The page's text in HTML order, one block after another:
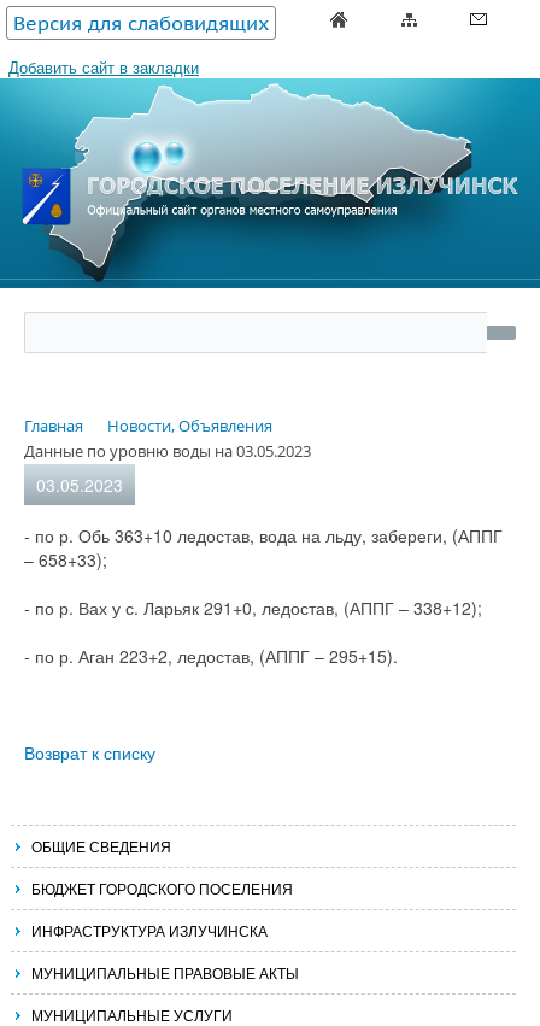
Версия для слабовидящих
Добавить сайт в закладки
Главная
Новости, Объявления
Данные по уровню воды на 03.05.2023
03.05.2023
- по р. Обь 363+10 ледостав, вода на льду, забереги, (АППГ
– 658+33);
- по р. Вах у с. Ларьяк 291+0, ледостав, (АППГ – 338+12);
- по р. Аган 223+2, ледостав, (АППГ – 295+15).
Возврат к списку
ОБЩИЕ СВЕДЕНИЯ
БЮДЖЕТ ГОРОДСКОГО ПОСЕЛЕНИЯ
ИНФРАСТРУКТУРА ИЗЛУЧИНСКА
МУНИЦИПАЛЬНЫЕ ПРАВОВЫЕ АКТЫ
МУНИЦИПАЛЬНЫЕ УСЛУГИ